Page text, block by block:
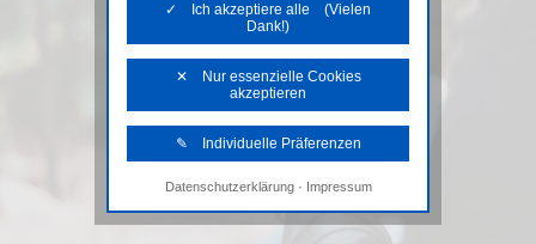
✓ Ich akzeptiere alle (Vielen
Dank!)
✕ Nur essenzielle Cookies
akzeptieren
✎ Individuelle Präferenzen
Notwendige Cookies
Diese Cookies sind erforderlich, um die
Datenschutzerklärung· Impressum